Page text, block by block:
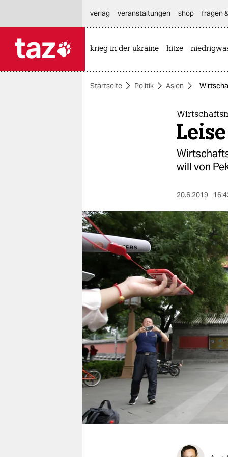
themen
berlin
nord
wahrheit
verlag
verlag
veranstaltungen
shop
fragen & hilfe
unterstützen
abo
verlag
veranstaltungen shop fragen
krieg in der ukraine hitze
Startseite Politik Asien
will von
20.6.2019